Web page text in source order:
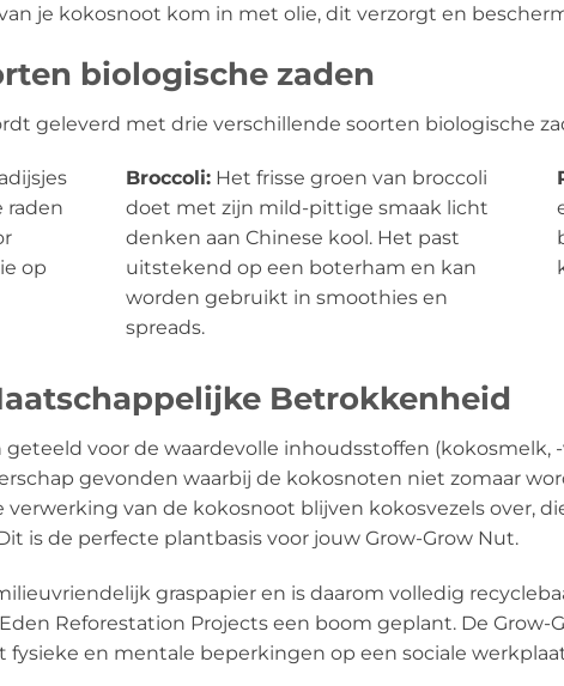
je kokosnoot kom in met olie, dit verzorgt en
biologische zaden
geleverd met drie verschillende soorten biologische
raden
op
Broccoli: Het frisse groen van broccoli
doet met zijn mild-pittige smaak licht
denken aan Chinese kool. Het past
uitstekend op een boterham en kan
worden gebruikt in smoothies en
spreads.
Betrokkenheid
voor de waardevolle inhoudsstoffen (kokosmelk,
gevonden waarbij de kokosnoten niet zomaar
verwerking van de kokosnoot blijven kokosvezels over,
is de perfecte plantbasis voor jouw Grow-Grow Nut.
graspapier en is daarom volledig
Reforestation Projects een boom geplant. De
en mentale beperkingen op een sociale